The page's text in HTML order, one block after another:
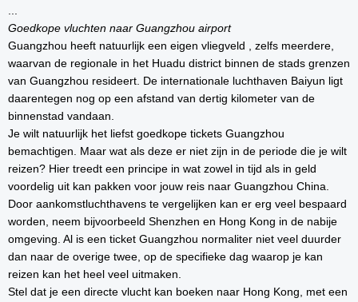
...
Goedkope vluchten naar Guangzhou airport
Guangzhou heeft natuurlijk een eigen vliegveld , zelfs meerdere,
waarvan de regionale in het Huadu district binnen de stads grenzen
van Guangzhou resideert. De internationale luchthaven Baiyun ligt
daarentegen nog op een afstand van dertig kilometer van de
binnenstad vandaan.
Je wilt natuurlijk het liefst goedkope tickets Guangzhou
bemachtigen. Maar wat als deze er niet zijn in de periode die je wilt
reizen? Hier treedt een principe in wat zowel in tijd als in geld
voordelig uit kan pakken voor jouw reis naar Guangzhou China.
Door aankomstluchthavens te vergelijken kan er erg veel bespaard
worden, neem bijvoorbeeld Shenzhen en Hong Kong in de nabije
omgeving. Al is een ticket Guangzhou normaliter niet veel duurder
dan naar de overige twee, op de specifieke dag waarop je kan
reizen kan het heel veel uitmaken.
Stel dat je een directe vlucht kan boeken naar Hong Kong, met een